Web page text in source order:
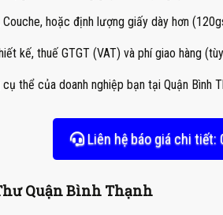
hoặc định lượng giấy dày hơn
kế, thuế GTGT (VAT) và phí giao hàng
thể của doanh nghiệp bạn tại Quận Bình
Liên hệ báo giá chi tiết:
Quận Bình Thạnh